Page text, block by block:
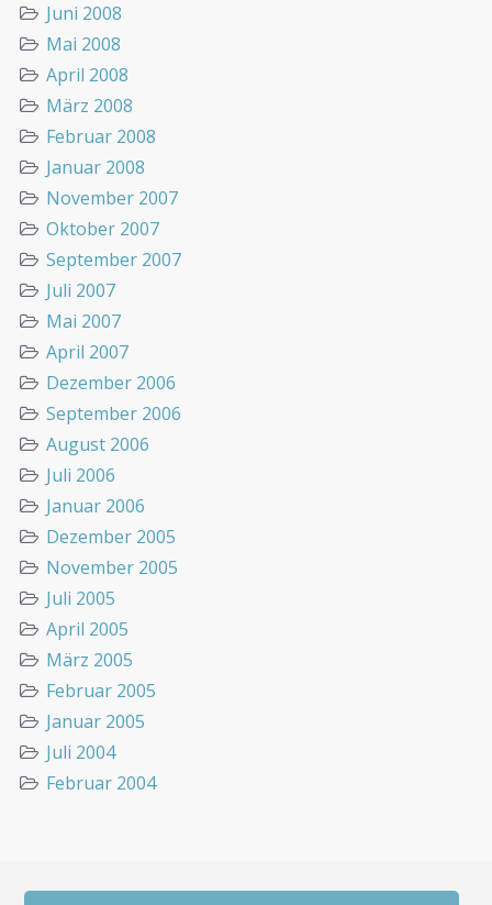
Juni 2008
Mai 2008
April 2008
März 2008
Februar 2008
Januar 2008
November 2007
Oktober 2007
September 2007
Juli 2007
Mai 2007
April 2007
Dezember 2006
September 2006
August 2006
Juli 2006
Januar 2006
Dezember 2005
November 2005
Juli 2005
April 2005
März 2005
Februar 2005
Januar 2005
Juli 2004
Februar 2004